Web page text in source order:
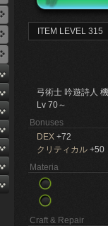
ITEM LEVEL 315
弓術士 吟遊詩人
Lv 70～
Bonuses
DEX +72
クリティカル +50
Materia
Craft & Repair